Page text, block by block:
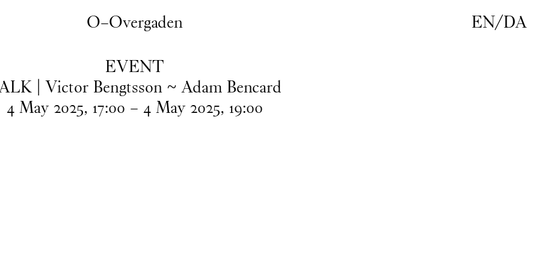
O–Overgaden EN/DA
EVENT
| Victor Bengtsson ~ Adam Bencard
4 May 2025, 17:00 – 4 May 2025, 19:00